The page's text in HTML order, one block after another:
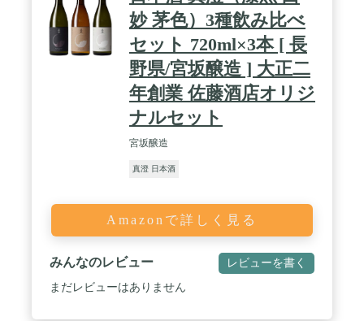
妙 茅色）3種飲み比べ
セット 720ml×3本 [ 長
野県/宮坂醸造 ] 大正二
年創業 佐藤酒店オリジ
ナルセット
宮坂醸造
真澄 日本酒
Amazonで詳しく見る
みんなのレビュー レビューを書く
まだレビューはありません